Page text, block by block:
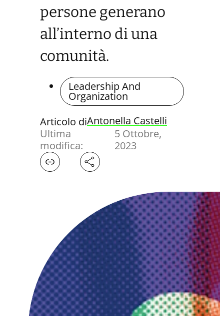
persone generano
all’interno di una
comunità.
Leadership And
Organization
Articolo diAntonella Castelli
Ultima
modifica:
5 Ottobre,
2023